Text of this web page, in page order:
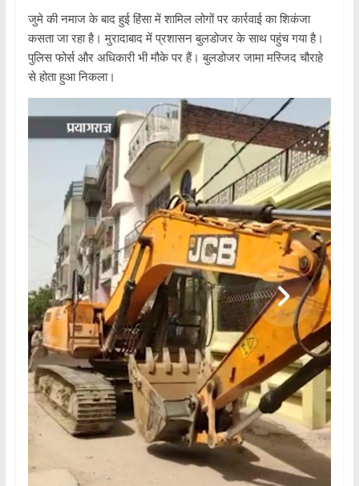
जुमे की नमाज के बाद हुई हिंसा में शामिल लोगों पर कार्रवाई का शिकंजा
कसता जा रहा है। मुरादाबाद में प्रशासन बुलडोजर के साथ पहुंच गया है।
पुलिस फोर्स और अधिकारी भी मौके पर हैं। बुलडोजर जामा मस्जिद चौराहे
से होता हुआ निकला।